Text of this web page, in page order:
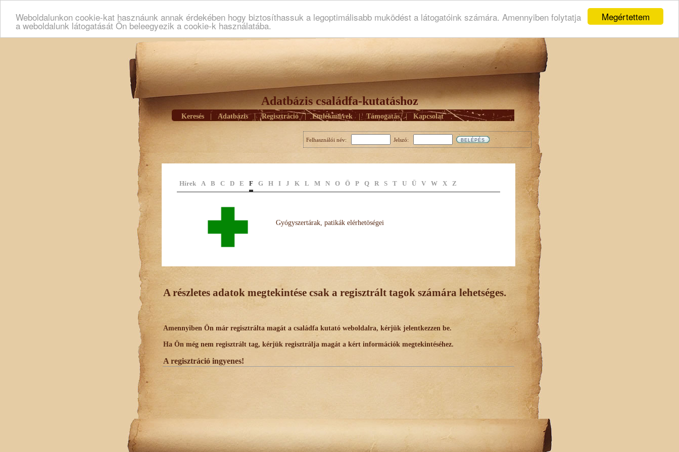
Megértettem
Weboldalunkon cookie-kat hasznáunk annak érdekében hogy biztosíthassuk a legoptimálisabb muködést a látogatóink számára. Amennyiben folytatja
a weboldalunk látogatását Ön beleegyezik a cookie-k használatába.
Adatbázis családfa-kutatáshoz
Keresés Adatbázis | Regisztráció | Emlékmûvek | Támogatás | Kapcsolat
Felhasználói név: Jelszó:
Hírek A B C D E F G H I J K L M N O Ö P Q R S T U Ü V W X Z
Gyógyszertárak, patikák elérhetöségei
A részletes adatok megtekintése csak a regisztrált tagok számára lehetséges.
Amennyiben Ön már regisztrálta magát a családfa kutató weboldalra, kérjük jelentkezzen be.
Ha Ön még nem regisztrált tag, kérjük regisztrálja magát a kért információk megtekintéséhez.
A regisztráció ingyenes!